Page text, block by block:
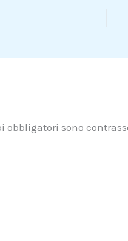
obbligatori sono